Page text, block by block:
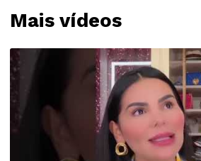
Mais vídeos